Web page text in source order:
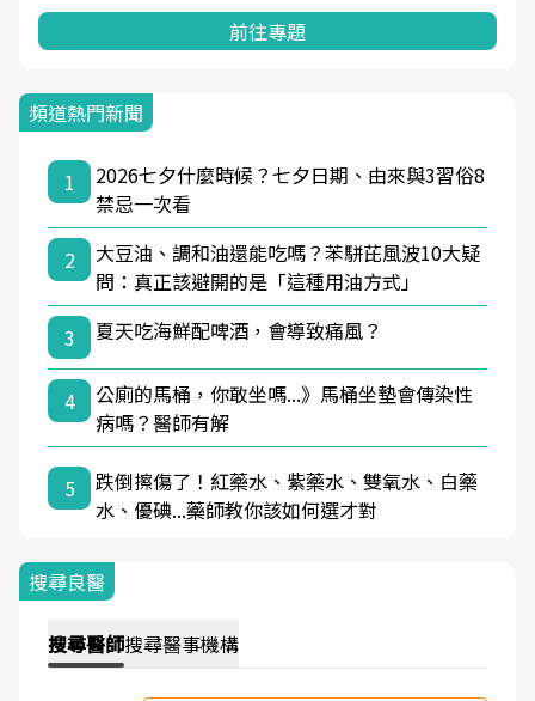
前往專題
頻道熱門新聞
1
2026七夕什麼時候？七夕日期、由來與3習俗8
禁忌一次看
2
大豆油、調和油還能吃嗎？苯駢芘風波10大疑
問：真正該避開的是「這種用油方式」
3
夏天吃海鮮配啤酒，會導致痛風？
4
公廁的馬桶，你敢坐嗎...》馬桶坐墊會傳染性
病嗎？醫師有解
5
跌倒擦傷了！紅藥水、紫藥水、雙氧水、白藥
水、優碘...藥師教你該如何選才對
搜尋良醫
搜尋醫師搜尋醫事機構